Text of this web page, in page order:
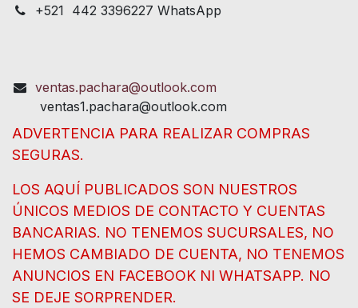
+521 442 3396227 WhatsApp
ventas.pachara@outlook.com
ventas1.pachara@outlook.com
ADVERTENCIA PARA REALIZAR COMPRAS
SEGURAS.
LOS AQUÍ PUBLICADOS SON NUESTROS
ÚNICOS MEDIOS DE CONTACTO Y CUENTAS
BANCARIAS. NO TENEMOS SUCURSALES, NO
HEMOS CAMBIADO DE CUENTA, NO TENEMOS
ANUNCIOS EN FACEBOOK NI WHATSAPP. NO
SE DEJE SORPRENDER.